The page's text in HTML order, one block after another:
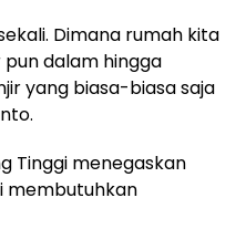
Dimana rumah kita
dalam hingga
yang biasa-biasa saja
Tinggi menegaskan
membutuhkan